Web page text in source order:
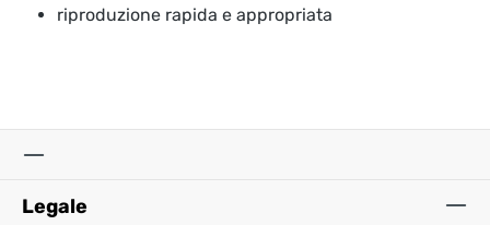
riproduzione rapida e appropriata
Legale